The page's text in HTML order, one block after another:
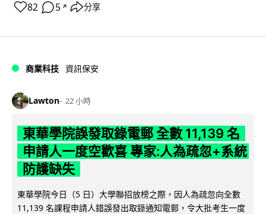
82 5 ↗ 分享
商業科技 資訊保安
Lawton 22 小時
東華學院誤發取錄電郵 全數 11,139 名
申請人一度空歡喜 專家:人為疏忽+系統
防護缺失
東華學院今日（5 日）大學聯招放榜之際，因人為疏忽向全數
11,139 名課程申請人錯誤發出取錄通知電郵，令大批考生一度